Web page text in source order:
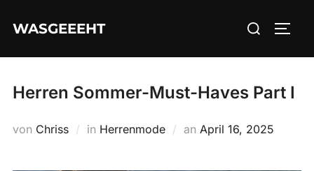
InhaltWASGEEEHT
Suchen
Herren Sommer-Must-Haves Part I
von Chriss in Herrenmode an Veröffentlicht
April 16, 2025